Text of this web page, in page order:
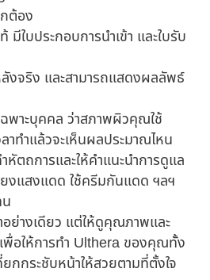
ต้อง
มีใบประกอบการนำเข้า และใบรับ
งจริง และสามารถแสดงผลลัพธ์
พาะบุคคล ว่าสภาพผิวคุณใช้
ลาทำแล้วจะเห็นผลประมาณไหน
ตถการและให้คำแนะนำการดูแล
ยงแสงแดด ใช้ครีมกันแดด ฯลฯ
ย่างเดียว แต่ให้ดูคุณภาพและ
พื่อให้การทำ Ulthera ของคุณทั้ง
กระชับหน้าให้สวยตามที่ตั้งใจ